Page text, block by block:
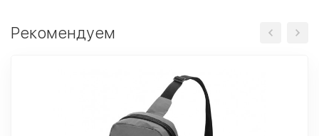
Рекомендуем